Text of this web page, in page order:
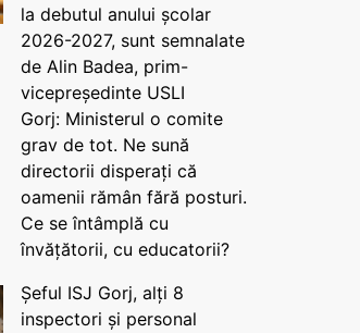
la debutul anului școlar
2026-2027, sunt semnalate
de Alin Badea, prim-
vicepreședinte USLI
Gorj: Ministerul o comite
grav de tot. Ne sună
directorii disperați că
oamenii rămân fără posturi.
Ce se întâmplă cu
învățătorii, cu educatorii?
Șeful ISJ Gorj, alți 8
inspectori și personal